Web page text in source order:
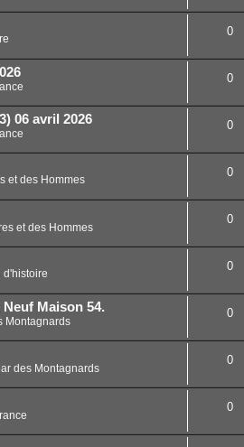
0
0
06 avril 2026 0
et des Hommes
0
et des Hommes
0
d'histoire
0
Maison 54.
Montagnards
0
des Montagnards
0
0